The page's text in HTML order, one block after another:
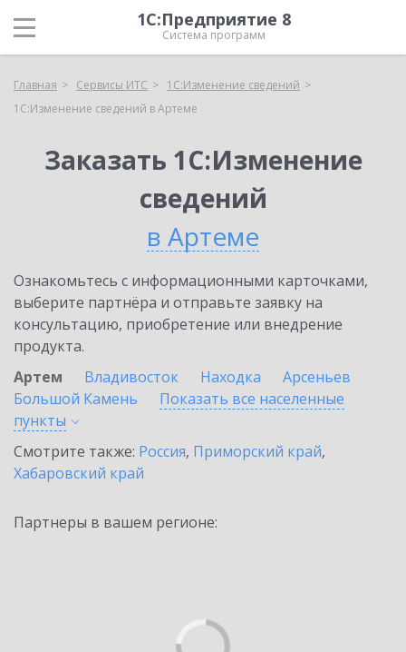
1С:Предприятие 8
Система программ
Главная Сервисы ИТС
1С:Изменение сведений
1С:Изменение сведений в Артеме
Заказать 1С:Изменение
сведений
в Артеме
Ознакомьтесь с информационными карточками,
выберите партнёра и отправьте заявку на
консультацию, приобретение или внедрение
продукта.
Артем
Владивосток Находка
Арсеньев
Большой Камень
Показать все населенные
пункты
Смотрите также: Россия, Приморский край,
Хабаровский край
Партнеры в вашем регионе: